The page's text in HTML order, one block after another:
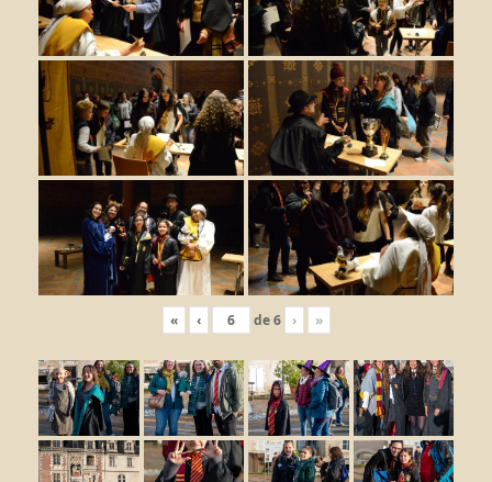
« ‹ de6 › »